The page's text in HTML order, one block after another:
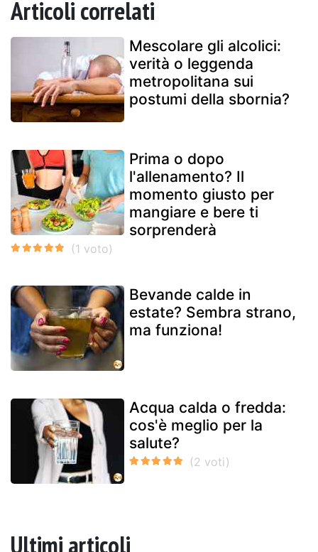
Articoli correlati
Mescolare gli alcolici:
verità o leggenda
metropolitana sui
postumi della sbornia?
Prima o dopo
l'allenamento? Il
momento giusto per
mangiare e bere ti
sorprenderà
Bevande calde in
estate? Sembra strano,
ma funziona!
Acqua calda o fredda:
cos'è meglio per la
salute?
Ultimi articoli